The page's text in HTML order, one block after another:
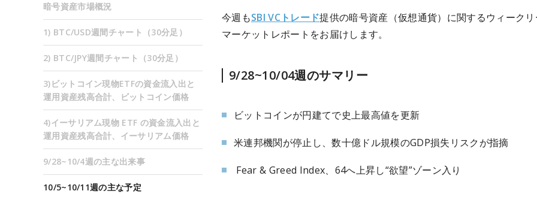
今週もSBI VCトレード提供の暗号資産（仮想通貨）に関するウィーク
マーケットレポートをお届けします。
9/28~10/04週のサマリー
ビットコインが円建てで史上最高値を更新
米連邦機関が停止し、数十億ドル規模のGDP損失リスクが指摘
Fear & Greed Index、64へ上昇し“欲望”ゾーン入り
暗号資産市場概況
1) BTC/USD週間チャート（30分足）
2) BTC/JPY週間チャート（30分足）
3)ビットコイン現物ETFの資金流入出と
運用資産残高合計、ビットコイン価格
4)イーサリアム現物 ETF の資金流入出と
運用資産残高合計、イーサリアム価格
9/28~10/4週の主な出来事
10/5~10/11週の主な予定